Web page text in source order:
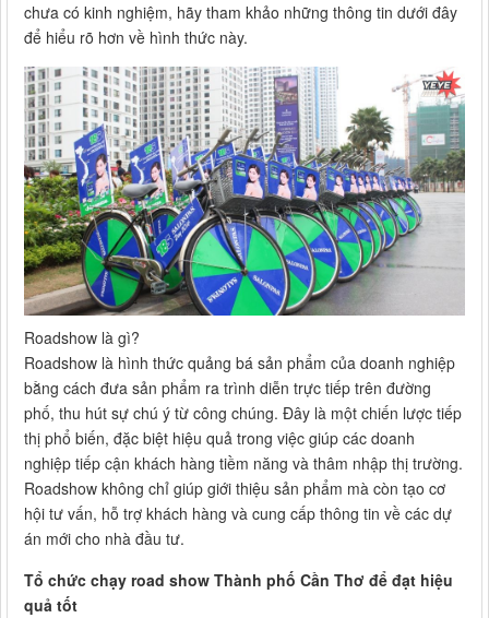
chưa có kinh nghiệm, hãy tham khảo những thông tin dưới đây
để hiểu rõ hơn về hình thức này.
Roadshow là gì?
Roadshow là hình thức quảng bá sản phẩm của doanh nghiệp
bằng cách đưa sản phẩm ra trình diễn trực tiếp trên đường
phố, thu hút sự chú ý từ công chúng. Đây là một chiến lược tiếp
thị phổ biến, đặc biệt hiệu quả trong việc giúp các doanh
nghiệp tiếp cận khách hàng tiềm năng và thâm nhập thị trường.
Roadshow không chỉ giúp giới thiệu sản phẩm mà còn tạo cơ
hội tư vấn, hỗ trợ khách hàng và cung cấp thông tin về các dự
án mới cho nhà đầu tư.
Tổ chức chạy road show Thành phố Cần Thơ để đạt hiệu
quả tốt